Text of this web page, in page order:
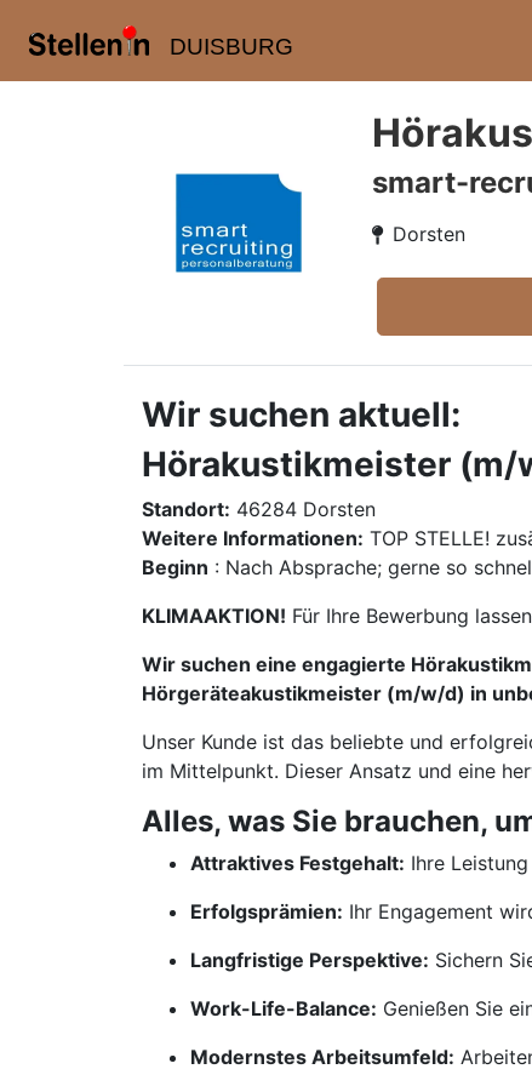
DUISBURG
smart-
Dorsten
Wir suchen aktuell:
Hörakustikmeister (m/
Standort: 46284 Dorsten
Weitere Informationen: TOP STELLE!
Beginn : Nach Absprache; gerne so
KLIMAAKTION! Für Ihre Bewerbung
Wir suchen eine engagierte
Hörgeräteakustikmeister (m/w/d) in
Unser Kunde ist das beliebte und
im Mittelpunkt. Dieser Ansatz und eine
Alles, was Sie brauchen,
Attraktives Festgehalt: Ihre
Erfolgsprämien: Ihr Engagement
Langfristige Perspektive: Sichern
Work-Life-Balance: Genießen Sie
Modernstes Arbeitsumfeld: